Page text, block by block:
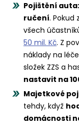
Pojištění auta:
ručení. Pokud
všech
50 mil. Kč. Z
náklady na
složek ZZS a
nastavit na
Majetkové
tehdy, když
domácnosti